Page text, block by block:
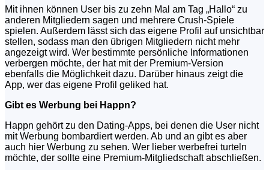
Mit ihnen können User bis zu zehn Mal am Tag „Hallo“ zu
anderen Mitgliedern sagen und mehrere Crush-Spiele
spielen. Außerdem lässt sich das eigene Profil auf unsichtbar
stellen, sodass man den übrigen Mitgliedern nicht mehr
angezeigt wird. Wer bestimmte persönliche Informationen
verbergen möchte, der hat mit der Premium-Version
ebenfalls die Möglichkeit dazu. Darüber hinaus zeigt die
App, wer das eigene Profil geliked hat.
Gibt es Werbung bei Happn?
Happn gehört zu den Dating-Apps, bei denen die User nicht
mit Werbung bombardiert werden. Ab und an gibt es aber
auch hier Werbung zu sehen. Wer lieber werbefrei turteln
möchte, der sollte eine Premium-Mitgliedschaft abschließen.